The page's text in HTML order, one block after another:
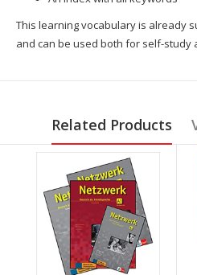
This learning vocabulary is already
and can be used both for self-study
Related Products